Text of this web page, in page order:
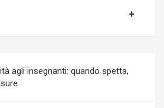
agli insegnanti: quando spetta,